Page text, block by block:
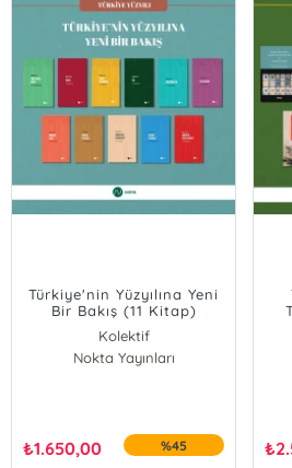
Türkiye'nin Yüzyılına Yeni
Bir Bakış (11 Kitap)
Kolektif
Nokta Yayınları
₺1.650,00 %45 ₺